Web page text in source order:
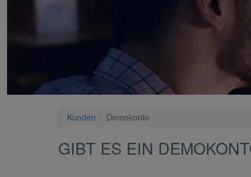
Kunden Demokonto
GIBT ES EIN